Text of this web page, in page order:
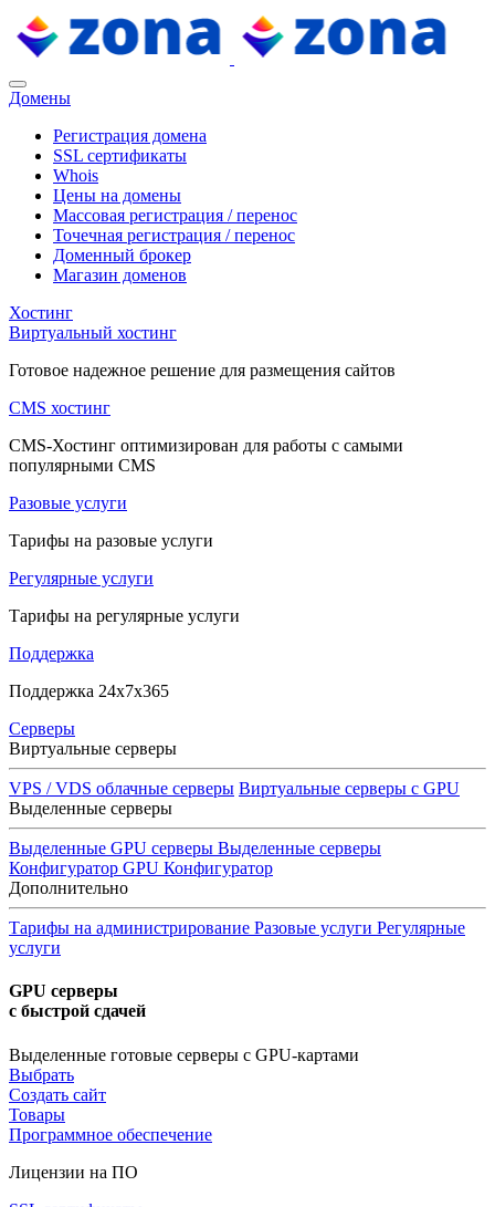
Домены
Регистрация домена
SSL сертификаты
Whois
Цены на домены
Массовая регистрация / перенос
Точечная регистрация / перенос
Доменный брокер
Магазин доменов
Хостинг
Виртуальный хостинг
Готовое надежное решение для размещения сайтов
CMS хостинг
CMS-Хостинг оптимизирован для работы с самыми
популярными CMS
Разовые услуги
Тарифы на разовые услуги
Регулярные услуги
Тарифы на регулярные услуги
Поддержка
Поддержка 24x7x365
Серверы
Виртуальные серверы
VPS / VDS облачные серверы Виртуальные серверы с GPU
Выделенные серверы
Выделенные GPU серверы Выделенные серверы
Конфигуратор GPU Конфигуратор
Дополнительно
Тарифы на администрирование Разовые услуги Регулярные
услуги
GPU серверы
с быстрой сдачей
Выделенные готовые серверы с GPU-картами
Выбрать
Создать сайт
Товары
Программное обеспечение
Лицензии на ПО